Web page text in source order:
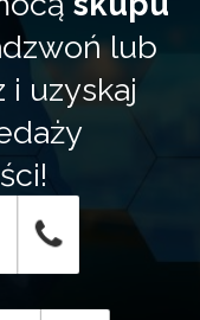
lub
i uzyskaj